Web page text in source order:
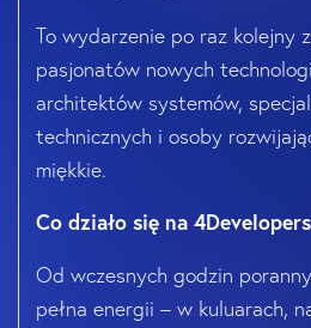
To wydarzenie po raz kolejny
pasjonatów nowych
architektów systemów,
technicznych i osoby
miękkie.
Co działo się na
Od wczesnych godzin
pełna energii – w kuluarach,